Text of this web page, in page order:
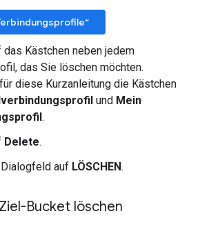
das Kästchen neben jedem
das Sie löschen möchten.
diese Kurzanleitung die Kästchen
und Mein
.
Delete.
auf LÖSCHEN.
Bucket löschen